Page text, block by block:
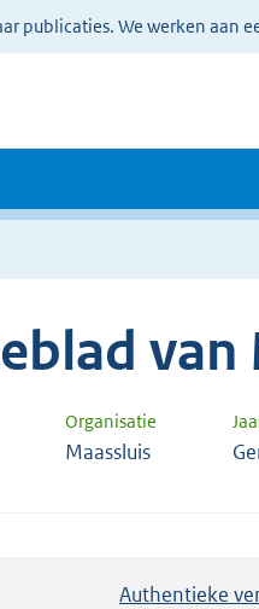
publicaties. We werken aan
van
Organisatie
Maassluis
Authentieke